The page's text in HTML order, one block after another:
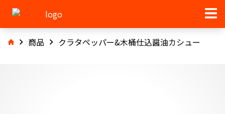
商品 クラタペッパー&木桶仕込醤油カシュー